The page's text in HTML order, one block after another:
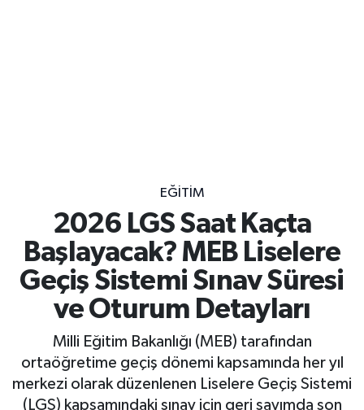
EĞITIM
2026 LGS Saat Kaçta
Başlayacak? MEB Liselere
Geçiş Sistemi Sınav Süresi
ve Oturum Detayları
Milli Eğitim Bakanlığı (MEB) tarafından
ortaöğretime geçiş dönemi kapsamında her yıl
merkezi olarak düzenlenen Liselere Geçiş Sistemi
(LGS) kapsamındaki sınav için geri sayımda son